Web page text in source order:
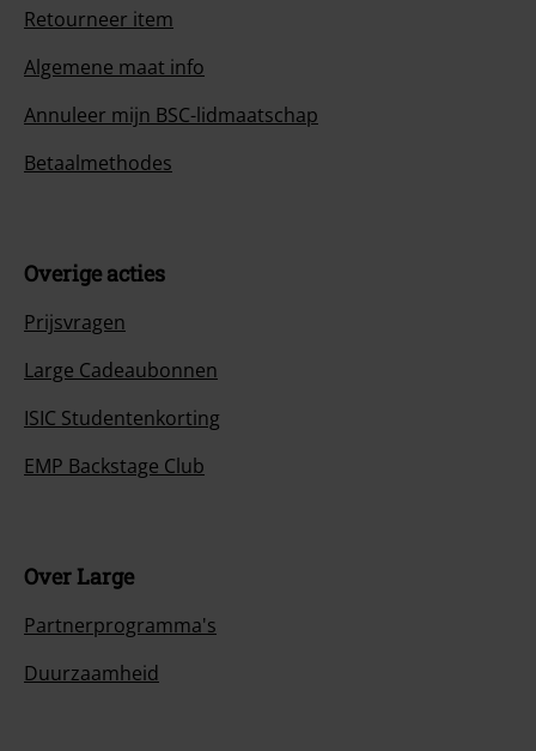
Retourneer item
Algemene maat info
Annuleer mijn BSC-lidmaatschap
Betaalmethodes
Overige acties
Prijsvragen
Large Cadeaubonnen
ISIC Studentenkorting
EMP Backstage Club
Over Large
Partnerprogramma's
Duurzaamheid